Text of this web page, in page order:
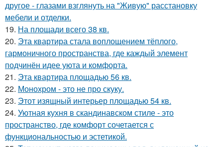
другое - глазами взглянуть на "Живую" расстановку
мебели и отделки.
19. На площади всего 38 кв.
20. Эта квартира стала воплощением тёплого,
гармоничного пространства, где каждый элемент
подчинён идее уюта и комфорта.
21. Эта квартира площадью 56 кв.
22. Монохром - это не про скуку.
23. Этот изящный интерьер площадью 54 кв.
24. Уютная кухня в скандинавском стиле - это
пространство, где комфорт сочетается с
функциональностью и эстетикой.